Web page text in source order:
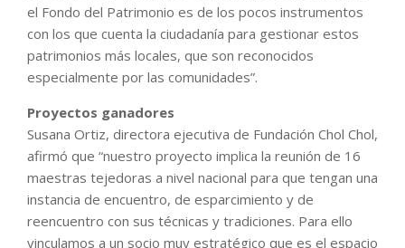
el Fondo del Patrimonio es de los pocos instrumentos
con los que cuenta la ciudadanía para gestionar estos
patrimonios más locales, que son reconocidos
especialmente por las comunidades”.
Proyectos ganadores
Susana Ortiz, directora ejecutiva de Fundación Chol Chol,
afirmó que “nuestro proyecto implica la reunión de 16
maestras tejedoras a nivel nacional para que tengan una
instancia de encuentro, de esparcimiento y de
reencuentro con sus técnicas y tradiciones. Para ello
vinculamos a un socio muy estratégico que es el espacio